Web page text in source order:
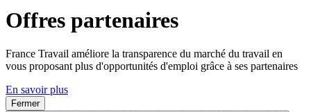
Offres partenaires
France Travail améliore la transparence du marché du travail en
vous proposant plus d'opportunités d'emploi grâce à ses partenaires
En savoir plus
Fermer